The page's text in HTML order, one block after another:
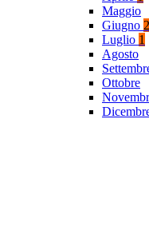
Maggio
Giugno 2
Luglio 1
Agosto
Ottobre